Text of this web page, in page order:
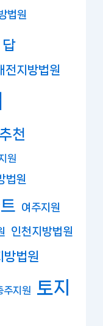
법원
답
전지방법원
천
원
법원
여주지원
인천지방법원
방법원
주지원 토지